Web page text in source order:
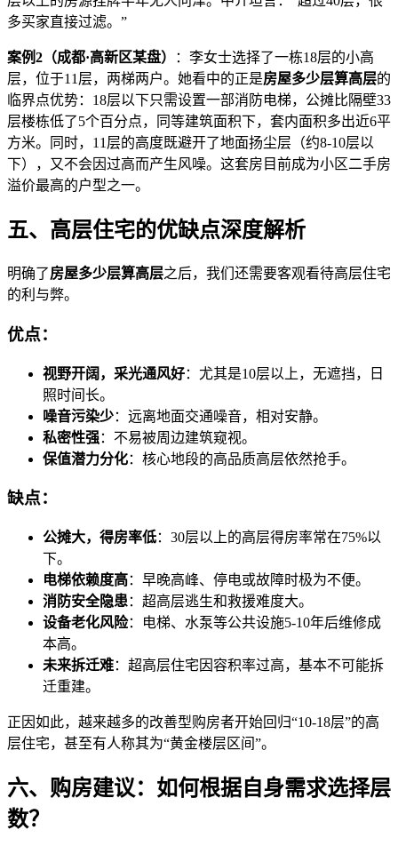
多买家直接过滤。”
案例2（成都·高新区某盘）
：李女士选择了一栋18层的小高
层，位于11层，两梯两户。她看中的正是房屋多少层算高层的
临界点优势：18层以下只需设置一部消防电梯，公摊比隔壁33
层楼栋低了5个百分点，同等建筑面积下，套内面积多出近6平
方米。同时，11层的高度既避开了地面扬尘层（约8-10层以
下），又不会因过高而产生风噪。这套房目前成为小区二手房
溢价最高的户型之一。
五、高层住宅的优缺点深度解析
明确了房屋多少层算高层之后，我们还需要客观看待高层住宅
的利与弊。
优点：
视野开阔，采光通风好：尤其是10层以上，无遮挡，日
照时间长。
噪音污染少：远离地面交通噪音，相对安静。
私密性强：不易被周边建筑窥视。
保值潜力分化：核心地段的高品质高层依然抢手。
缺点：
公摊大，得房率低：30层以上的高层得房率常在75%以
下。
电梯依赖度高：早晚高峰、停电或故障时极为不便。
消防安全隐患 ：超高层逃生和救援难度大。
设备老化风险：电梯、水泵等公共设施5-10年后维修成
本高。
未来拆迁难：超高层住宅因容积率过高，基本不可能拆
迁重建。
正因如此，越来越多的改善型购房者开始回归“10-18层”的高
层住宅，甚至有人称其为“黄金楼层区间”。
六、购房建议：如何根据自身需求选择层
数？